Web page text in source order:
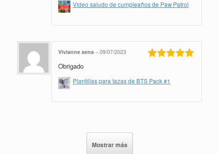
Video saludo de cumpleaños de Paw Patrol
Vivianne sena – 09/07/2023
Obrigado
Plantillas para tazas de BTS Pack #1
Mostrar más